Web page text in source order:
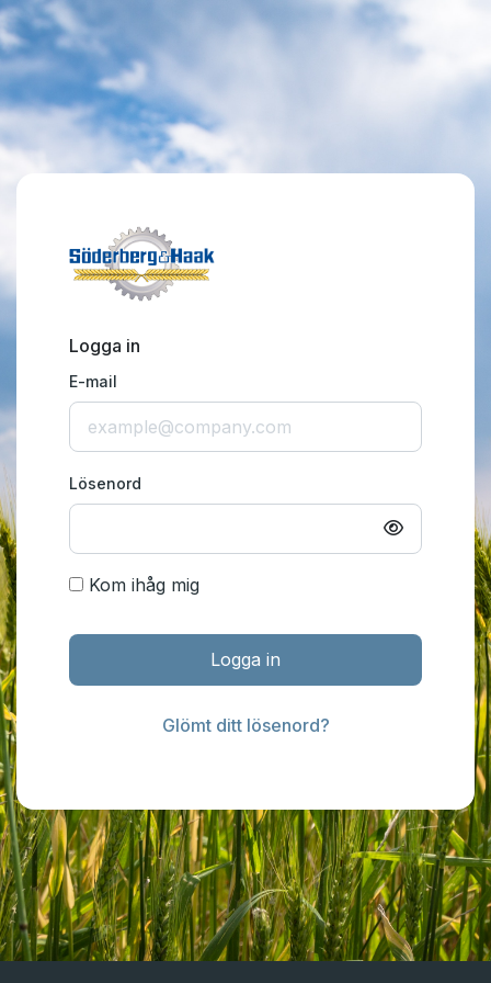
Logga in
E-mail
Lösenord
Kom ihåg mig
Logga in
Glömt ditt lösenord?